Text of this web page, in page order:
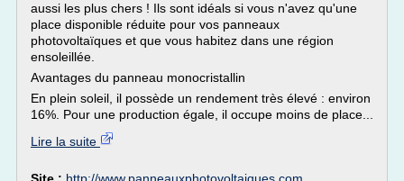
aussi les plus chers ! Ils sont idéals si vous n'avez qu'une
place disponible réduite pour vos panneaux
photovoltaïques et que vous habitez dans une région
ensoleillée.
Avantages du panneau monocristallin
En plein soleil, il possède un rendement très élevé : environ
16%. Pour une production égale, il occupe moins de place...
Lire la suite